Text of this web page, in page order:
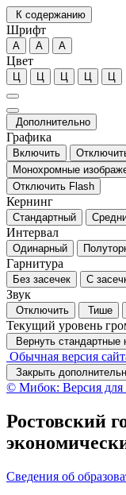
К содержанию
Шрифт
А А А
Цвет
Ц Ц Ц Ц Ц
Дополнительно
Графика
Включить
Монохромные
Отключить Flash
Кернинг
Стандартный
Интервал
Одинарный
Гарнитура
Без засечек С
Звук
Отключить Тише
Текущий уровень
Вернуть стандартные
Обычная версия
Закрыть
© Мибок: Версия для
Ростовский
Сведения об